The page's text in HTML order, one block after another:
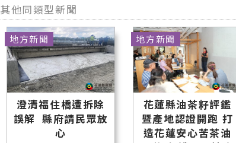
其他同類型新聞
澄清福住橋遭拆除
誤解 縣府請民眾放
心
地方新聞
花蓮縣油茶籽評鑑
暨產地認證開跑 打
造花蓮安心苦茶油
地方新聞